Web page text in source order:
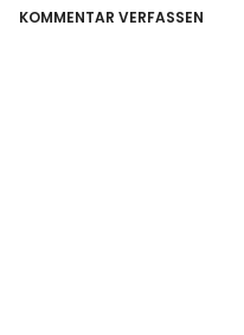
KOMMENTAR VERFASSEN